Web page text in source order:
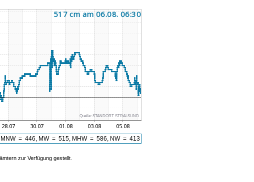
Quelle: STANDORT STRALSUND
MNW = 446, MW = 515, MHW = 586, NW = 413
zur Verfügung gestellt.